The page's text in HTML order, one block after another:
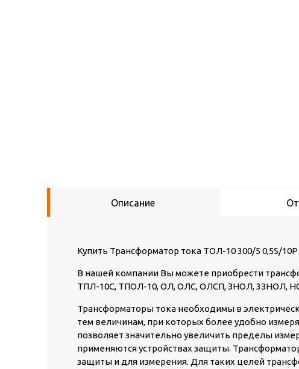
Описание
Купить Трансформатор тока ТОЛ-10 300/5 0,5S/
В нашей компании Вы можете приобрести
ТПЛ-10С, ТПОЛ-10, ОЛ, ОЛС, ОЛСП, ЗНОЛ, 3ЗНОЛ,
Трансформаторы тока необходимы в
тем величинам, при которых более удобно
позволяет значительно увеличить пределы
применяются устройствах защиты.
защиты и для измерения. Для таких целей